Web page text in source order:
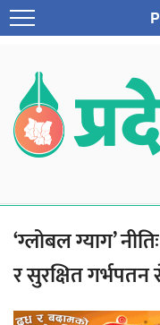
‘ग्लोबल ग्याग’
र सुरक्षित